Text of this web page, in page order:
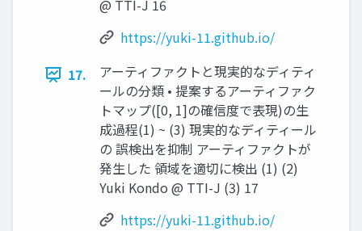
@ TTI-J 16
https://yuki-11.github.io/
17.
アーティファクトと現実的なディティ
ールの分類 • 提案するアーティファク
トマップ([0, 1]の確信度で表現)の生
成過程(1) ~ (3) 現実的なディティール
の 誤検出を抑制 アーティファクトが
発生した 領域を適切に検出 (1) (2)
Yuki Kondo @ TTI-J (3) 17
https://yuki-11.github.io/